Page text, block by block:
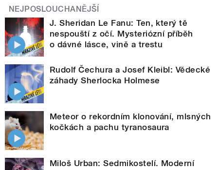
NEJPOSLOUCHANĚJŠÍ
J. Sheridan Le Fanu: Ten, který tě
nespouští z očí. Mysteriózní příběh
o dávné lásce, vině a trestu
Rudolf Čechura a Josef Kleibl: Vědecké
záhady Sherlocka Holmese
Meteor o rekordním klonování, mlsných
kočkách a pachu tyranosaura
Miloš Urban: Sedmikostelí. Moderní